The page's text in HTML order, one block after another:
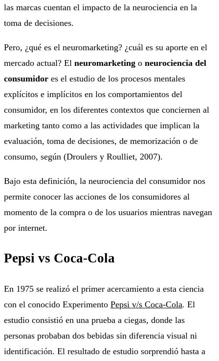
las marcas cuentan el impacto de la neurociencia en la
toma de decisiones.
Pero, ¿qué es el neuromarketing? ¿cuál es su aporte en el
mercado actual? El neuromarketing o neurociencia del
consumidor es el estudio de los procesos mentales
explícitos e implícitos en los comportamientos del
consumidor, en los diferentes contextos que conciernen al
marketing tanto como a las actividades que implican la
evaluación, toma de decisiones, de memorización o de
consumo, según (Droulers y Roulliet, 2007).
Bajo esta definición, la neurociencia del consumidor nos
permite conocer las acciones de los consumidores al
momento de la compra o de los usuarios mientras navegan
por internet.
Pepsi vs Coca-Cola
En 1975 se realizó el primer acercamiento a esta ciencia
con el conocido Experimento Pepsi v/s Coca-Cola. El
estudio consistió en una prueba a ciegas, donde las
personas probaban dos bebidas sin diferencia visual ni
identificación. El resultado de estudio sorprendió hasta a